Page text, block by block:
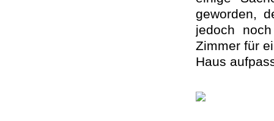
geworden,
jedoch
Zimmer für
Haus